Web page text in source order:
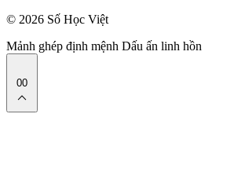
© 2026 Số Học Việt
Mảnh ghép định mệnh Dấu ấn linh hồn
00
expand_less